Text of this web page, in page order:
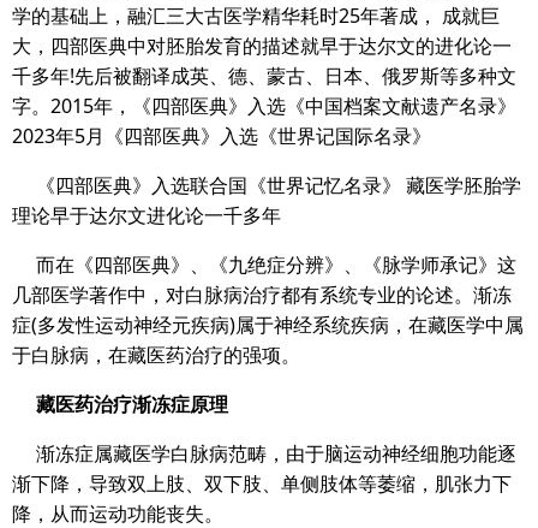
学的基础上，融汇三大古医学精华耗时25年著成， 成就巨
大，四部医典中对胚胎发育的描述就早于达尔文的进化论一
千多年!先后被翻译成英、德、蒙古、日本、俄罗斯等多种文
字。2015年，《四部医典》入选《中国档案文献遗产名录》
2023年5月《四部医典》入选《世界记国际名录》
《四部医典》入选联合国《世界记忆名录》 藏医学胚胎学
理论早于达尔文进化论一千多年
而在《四部医典》、《九绝症分辨》、《脉学师承记》这
几部医学著作中，对白脉病治疗都有系统专业的论述。渐冻
症(多发性运动神经元疾病)属于神经系统疾病，在藏医学中属
于白脉病，在藏医药治疗的强项。
藏医药治疗渐冻症原理
渐冻症属藏医学白脉病范畴，由于脑运动神经细胞功能逐
渐下降，导致双上肢、双下肢、单侧肢体等萎缩，肌张力下
降，从而运动功能丧失。